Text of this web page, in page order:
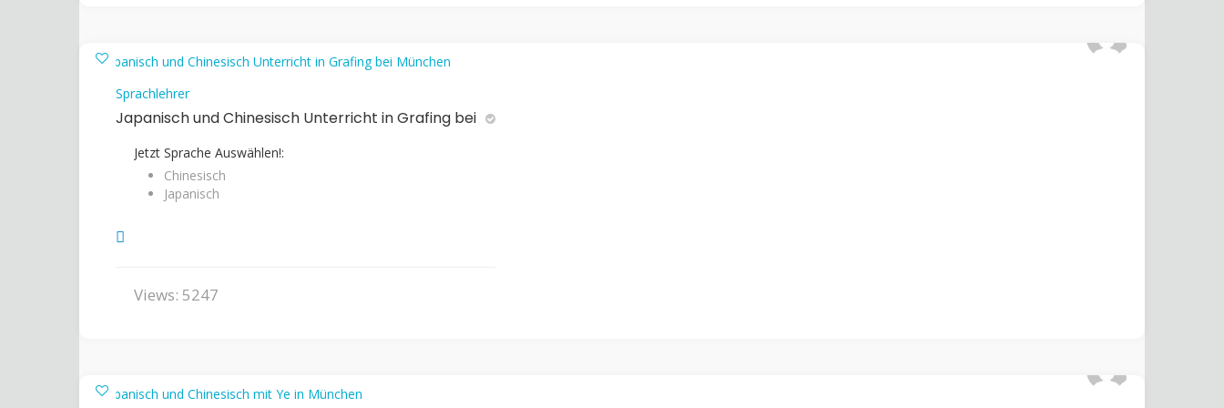
Sprachlehrer
Japanisch und Chinesisch Unterricht in Grafing bei
Jetzt Sprache Auswählen!:
Chinesisch
Japanisch
Views: 5247